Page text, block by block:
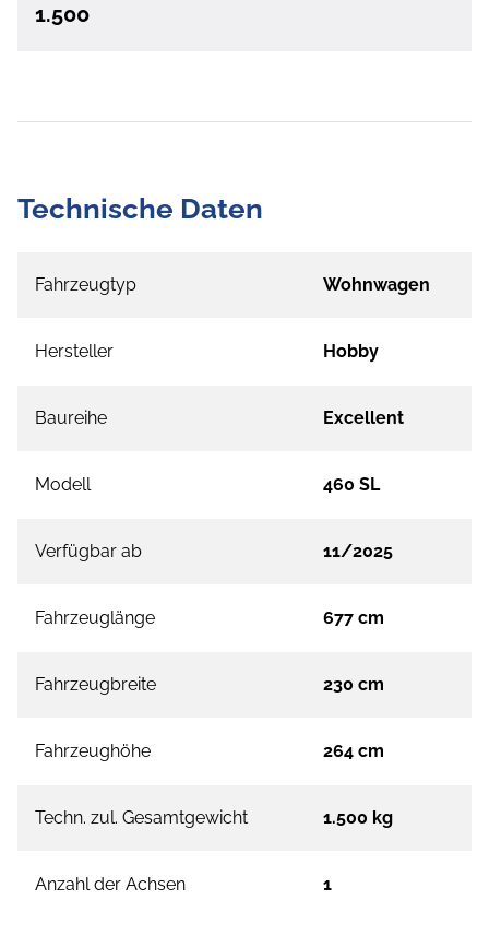
1.500
Technische Daten
Fahrzeugtyp Wohnwagen
Hersteller Hobby
Baureihe Excellent
Modell 460 SL
Verfügbar ab 11/2025
Fahrzeuglänge 677 cm
Fahrzeugbreite 230 cm
Fahrzeughöhe 264 cm
Techn. zul. Gesamtgewicht 1.500 kg
Anzahl der Achsen 1